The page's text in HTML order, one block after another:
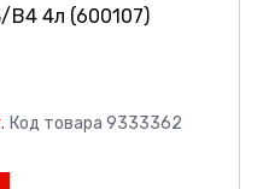
B4 4л (600107)
Код товара 9333362